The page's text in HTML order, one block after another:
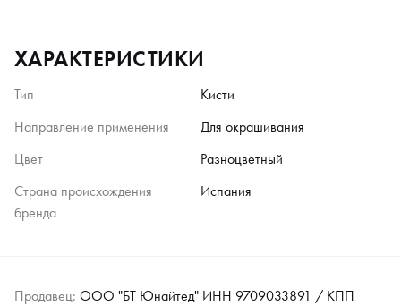
ХАРАКТЕРИСТИКИ
Тип
Кисти
Направление применения
Для окрашивания
Цвет
Разноцветный
Страна происхождения
бренда
Испания
Продавец: ООО "БТ Юнайтед" ИНН 9709033891 / КПП